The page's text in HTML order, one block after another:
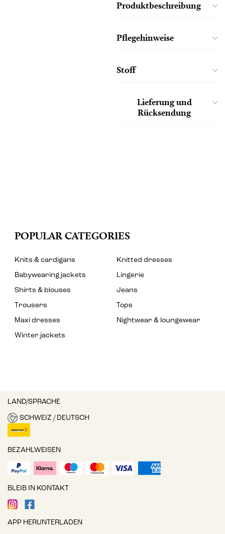
Produktbeschreibung
Pflegehinweise
Stoff
Lieferung und
Rücksendung
POPULAR CATEGORIES
Knits & cardigans
Knitted dresses
Babywearing jackets
Lingerie
Shirts & blouses
Jeans
Trousers
Tops
Maxi dresses
Nightwear & loungewear
Winter jackets
LAND/SPRACHE
SCHWEIZ / DEUTSCH
BEZAHLWEISEN
BLEIB IN KONTAKT
APP HERUNTERLADEN